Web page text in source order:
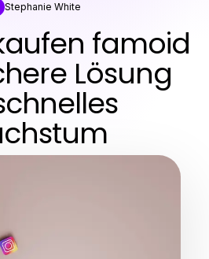
Stephanie White
famoid
Lösung